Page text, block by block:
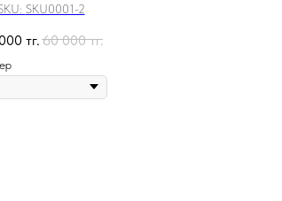
SKU0001-2
тг.60 000 тг.